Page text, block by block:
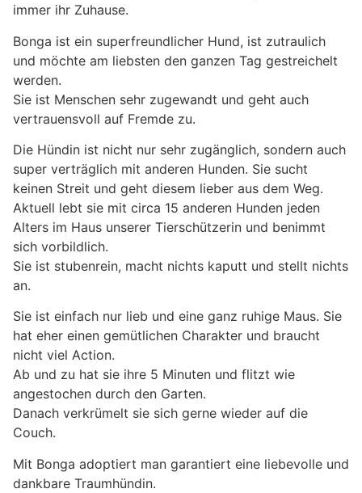
immer ihr Zuhause.
Bonga ist ein superfreundlicher Hund, ist zutraulich
und möchte am liebsten den ganzen Tag gestreichelt
werden.
Sie ist Menschen sehr zugewandt und geht auch
vertrauensvoll auf Fremde zu.
Die Hündin ist nicht nur sehr zugänglich, sondern auch
super verträglich mit anderen Hunden. Sie sucht
keinen Streit und geht diesem lieber aus dem Weg.
Aktuell lebt sie mit circa 15 anderen Hunden jeden
Alters im Haus unserer Tierschützerin und benimmt
sich vorbildlich.
Sie ist stubenrein, macht nichts kaputt und stellt nichts
an.
Sie ist einfach nur lieb und eine ganz ruhige Maus. Sie
hat eher einen gemütlichen Charakter und braucht
nicht viel Action.
Ab und zu hat sie ihre 5 Minuten und flitzt wie
angestochen durch den Garten.
Danach verkrümelt sie sich gerne wieder auf die
Couch.
Mit Bonga adoptiert man garantiert eine liebevolle und
dankbare Traumhündin.